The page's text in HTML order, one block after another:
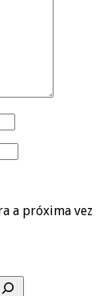
a próxima vez